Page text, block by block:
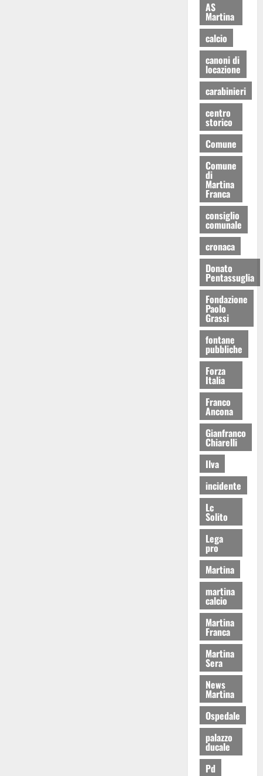
AS
Martina
calcio
canoni di
locazione
carabinieri
centro
storico
Comune
Comune
di
Martina
Franca
consiglio
comunale
cronaca
Donato
Pentassuglia
Fondazione
Paolo
Grassi
fontane
pubbliche
Forza
Italia
Franco
Ancona
Gianfranco
Chiarelli
Ilva
incidente
Lc
Solito
Lega
pro
Martina
martina
calcio
Martina
Franca
Martina
Sera
News
Martina
Ospedale
palazzo
ducale
Pd